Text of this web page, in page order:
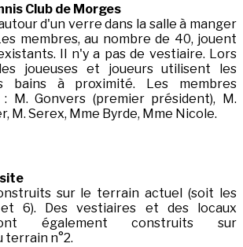
Club de Morges
d'un verre dans la salle à manger
membres, au nombre de 40, jouent
Il n'y a pas de vestiaire. Lors
joueuses et joueurs utilisent les
bains à proximité. Les membres
M. Gonvers (premier président), M.
M. Serex, Mme Byrde, Mme Nicole.
sur le terrain actuel (soit les
6). Des vestiaires et des locaux
également construits sur
terrain n°2.